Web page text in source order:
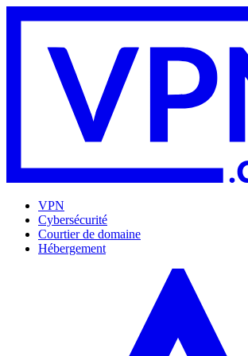
VPN
Cybersécurité
Courtier de domaine
Hébergement